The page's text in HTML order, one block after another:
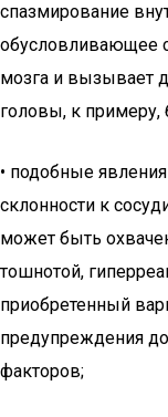
спазмирование
обусловливающее
мозга и вызывает
головы, к примеру,
• подобные
склонности к
может быть
тошнотой,
приобретенный
предупреждения
факторов;